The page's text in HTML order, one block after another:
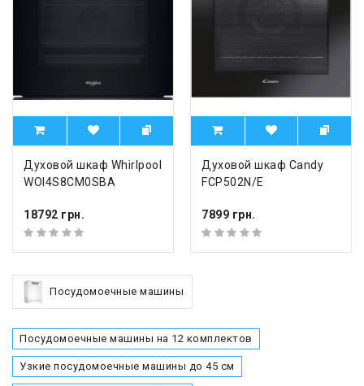
Духовой шкаф Whirlpool
WOI4S8CM0SBA
18792 грн.
Духовой шкаф Candy
FCP502N/E
7899 грн.
Посудомоечные машины
Посудомоечные машины на 12 комплектов
Узкие посудомоечные машины до 45 см